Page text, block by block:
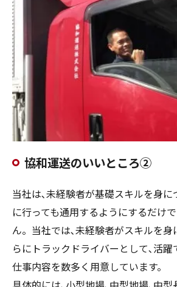
協和運送のいいところ②
当社は､未経験者が基礎スキルを身に
に行っても通用するようにするだけ
ん。当社では､未経験者がスキルを身
らにトラックドライバーとして､活躍
仕事内容を数多く用意しています。